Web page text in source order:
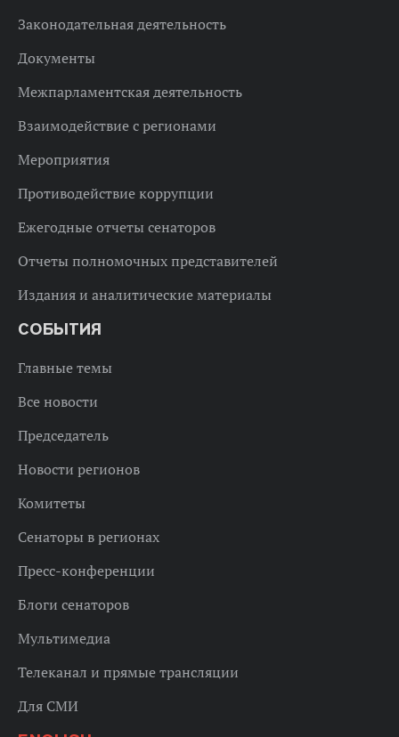
Законодательная деятельность
Документы
Межпарламентская деятельность
Взаимодействие с регионами
Мероприятия
Противодействие коррупции
Ежегодные отчеты сенаторов
Отчеты полномочных представителей
Издания и аналитические материалы
СОБЫТИЯ
Главные темы
Все новости
Председатель
Новости регионов
Комитеты
Сенаторы в регионах
Пресс-конференции
Блоги сенаторов
Мультимедиа
Телеканал и прямые трансляции
Для СМИ